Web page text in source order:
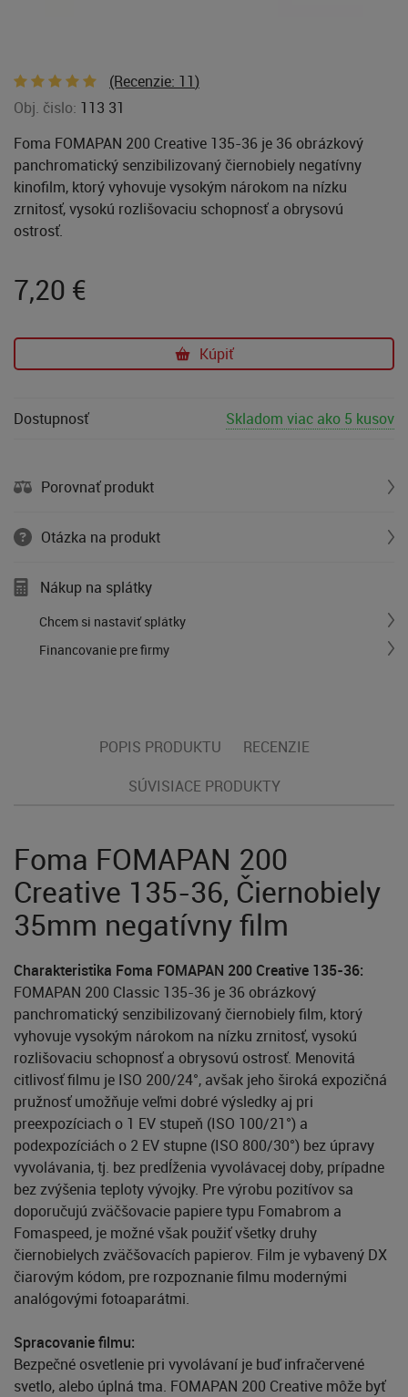
(Recenzie: 11)
Obj. čislo: 113 31
Foma FOMAPAN 200 Creative 135-36 je 36 obrázkový
panchromatický senzibilizovaný čiernobiely negatívny
kinofilm, ktorý vyhovuje vysokým nárokom na nízku
zrnitosť, vysokú rozlišovaciu schopnosť a obrysovú
ostrosť.
7,20 €
Kúpiť
Dostupnosť Skladom viac ako 5 kusov
Porovnať produkt
Otázka na produkt
Nákup na splátky
Chcem si nastaviť splátky
Financovanie pre firmy
POPIS PRODUKTU
RECENZIE
SÚVISIACE PRODUKTY
Foma FOMAPAN 200
Creative 135-36, Čiernobiely
35mm negatívny film
Charakteristika Foma FOMAPAN 200 Creative 135-36:
FOMAPAN 200 Classic 135-36 je 36 obrázkový
panchromatický senzibilizovaný čiernobiely film, ktorý
vyhovuje vysokým nárokom na nízku zrnitosť, vysokú
rozlišovaciu schopnosť a obrysovú ostrosť. Menovitá
citlivosť filmu je ISO 200/24°, avšak jeho široká expozičná
pružnosť umožňuje veľmi dobré výsledky aj pri
preexpozíciach o 1 EV stupeň (ISO 100/21°) a
podexpozíciách o 2 EV stupne (ISO 800/30°) bez úpravy
vyvolávania, tj. bez predĺženia vyvolávacej doby, prípadne
bez zvýšenia teploty vývojky. Pre výrobu pozitívov sa
doporučujú zväčšovacie papiere typu Fomabrom a
Fomaspeed, je možné však použiť všetky druhy
čiernobielych zväčšovacích papierov. Film je vybavený DX
čiarovým kódom, pre rozpoznanie filmu modernými
analógovými fotoaparátmi.
Spracovanie filmu:
Bezpečné osvetlenie pri vyvolávaní je buď infračervené
svetlo, alebo úplná tma. FOMAPAN 200 Creative môže byť